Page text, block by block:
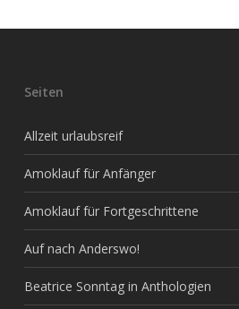
Seiten
Allzeit urlaubsreif
Amoklauf für Anfänger
Amoklauf für Fortgeschrittene
Auf nach Anderswo!
Beatrice Sonntag in Anthologien